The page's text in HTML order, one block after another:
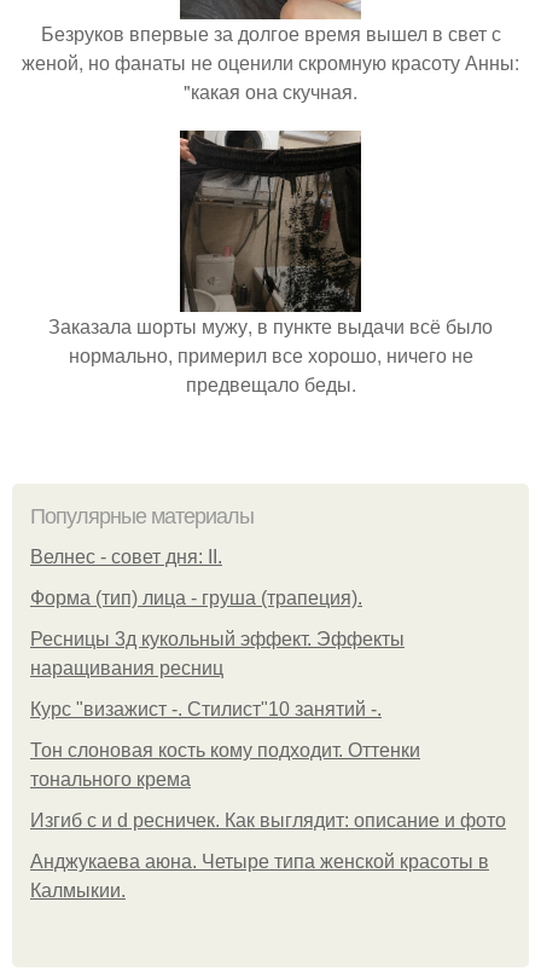
Безруков впервые за долгое время вышел в свет с
женой, но фанаты не оценили скромную красоту Анны:
"какая она скучная.
Заказала шорты мужу, в пункте выдачи всё было
нормально, примерил все хорошо, ничего не
предвещало беды.
Популярные материалы
Велнес - совет дня: II.
Форма (тип) лица - груша (трапеция).
Ресницы 3д кукольный эффект. Эффекты
наращивания ресниц
Курс "визажист -. Стилист"10 занятий -.
Тон слоновая кость кому подходит. Оттенки
тонального крема
Изгиб c и d ресничек. Как выглядит: описание и фото
Анджукаева аюна. Четыре типа женской красоты в
Калмыкии.